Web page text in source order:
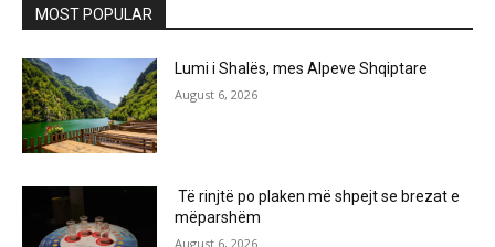
MOST POPULAR
Lumi i Shalës, mes Alpeve Shqiptare
August 6, 2026
Të rinjtë po plaken më shpejt se brezat e
mëparshëm
August 6, 2026